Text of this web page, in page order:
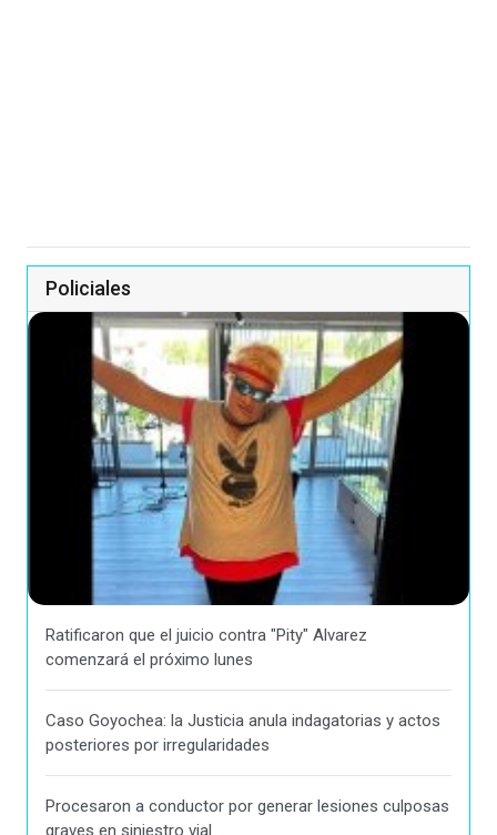
Policiales
Ratificaron que el juicio contra "Pity" Alvarez
comenzará el próximo lunes
Caso Goyochea: la Justicia anula indagatorias y actos
posteriores por irregularidades
Procesaron a conductor por generar lesiones culposas
graves en siniestro vial